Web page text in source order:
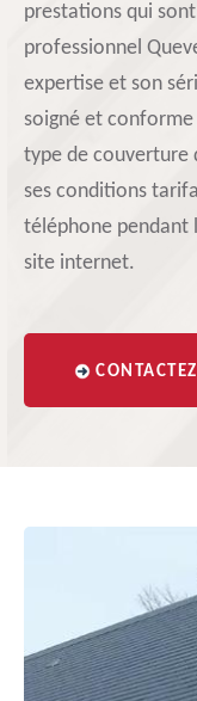
prestations qui
professionnel
expertise et son
soigné et conforme
type de couverture
ses conditions
téléphone pendant
site internet.